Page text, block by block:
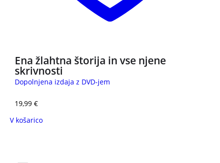
Ena žlahtna štorija in vse njene
skrivnosti
Dopolnjena izdaja z DVD-jem
19,99 €
V košarico